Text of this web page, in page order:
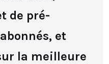
de pré-
et
la meilleure